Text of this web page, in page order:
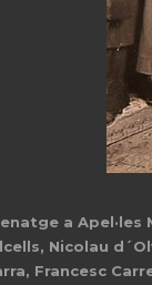
a
Nicolau
Francesc